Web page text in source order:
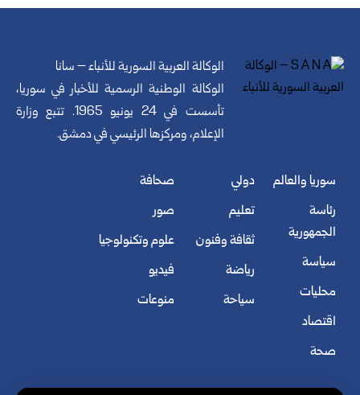
الوكالة العربية السورية للأنباء – سانا
الوكالة الوطنية الرسمية للأخبار في سوريا،
تأسست في 24 يونيو 1965. تتبع وزارة
الإعلام، ومركزها الرئيسي في دمشق.
سوريا والعالم
رئاسة
الجمهورية
سياسة
محليات
اقتصاد
صحة
دولي
تعليم
ثقافة وفنون
رياضة
سياحة
صحافة
صور
علوم وتكنولوجيا
فيديو
منوعات